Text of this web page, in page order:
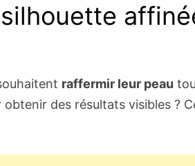
raffermir leur peau
des résultats visibles ?